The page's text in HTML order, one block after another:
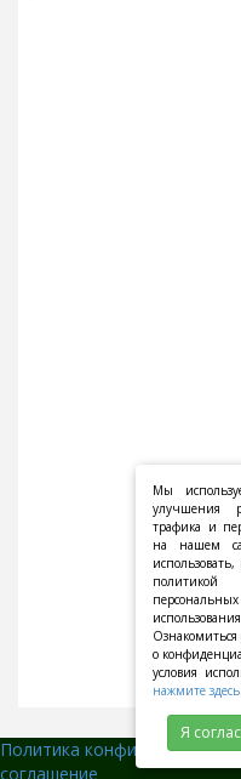
Политика
соглашение
Мы
улучшения
трафика и
на нашем
о
условия
нажмите здесь
Я